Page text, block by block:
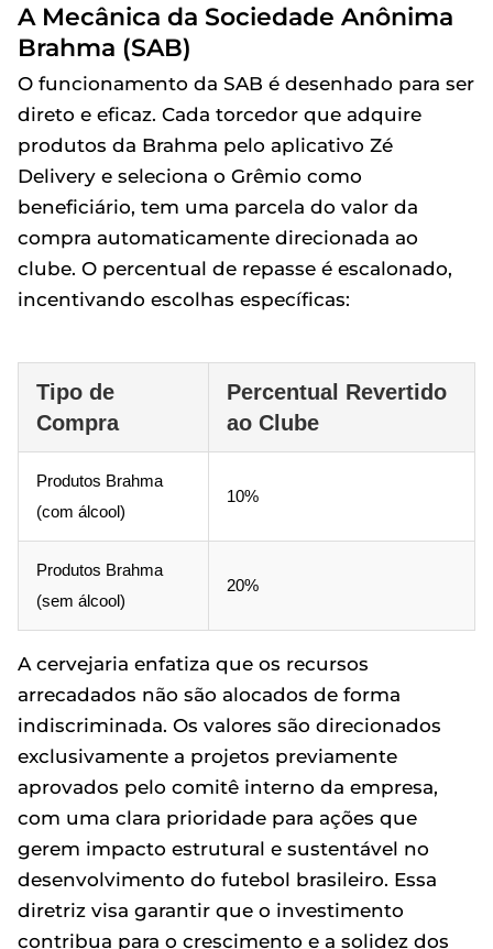
A Mecânica da Sociedade Anônima
Brahma (SAB)
O funcionamento da SAB é desenhado para ser
direto e eficaz. Cada torcedor que adquire
produtos da Brahma pelo aplicativo Zé
Delivery e seleciona o Grêmio como
beneficiário, tem uma parcela do valor da
compra automaticamente direcionada ao
clube. O percentual de repasse é escalonado,
incentivando escolhas específicas:
Tipo de
Compra
Percentual Revertido
ao Clube
Produtos Brahma
(com álcool)
10%
Produtos Brahma
(sem álcool)
20%
A cervejaria enfatiza que os recursos
arrecadados não são alocados de forma
indiscriminada. Os valores são direcionados
exclusivamente a projetos previamente
aprovados pelo comitê interno da empresa,
com uma clara prioridade para ações que
gerem impacto estrutural e sustentável no
desenvolvimento do futebol brasileiro. Essa
diretriz visa garantir que o investimento
contribua para o crescimento e a solidez dos